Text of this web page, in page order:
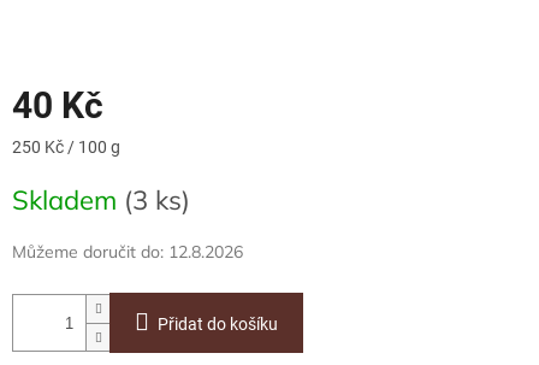
40 Kč
Měrná
250 Kč / 100 g
Skladem (3 ks)
Můžeme doručit do: 12.8.2026
Přidat do košíku